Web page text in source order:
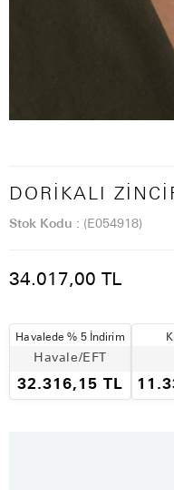
DORIKALI
Stok Kodu (E054918)
34.017,00 TL
Havalede % 5 İndirim
Havale/EFT
32.316,15 TL